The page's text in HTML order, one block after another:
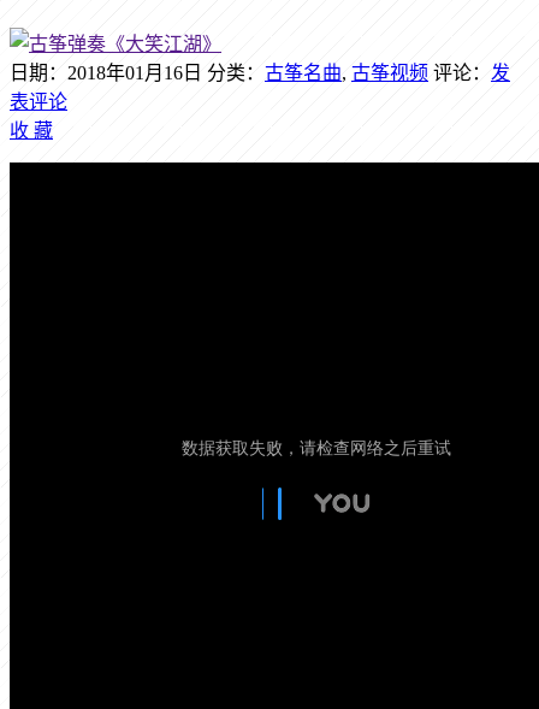
日期：2018年01月16日 分类： 古筝名曲, 古筝视频 评论： 发
表评论
收 藏